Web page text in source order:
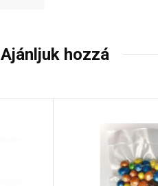
Ajánljuk hozzá